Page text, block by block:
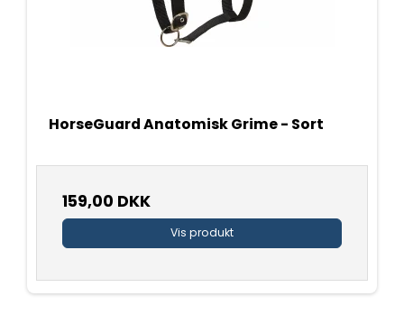
HorseGuard Anatomisk Grime - Sort
159,00 DKK
Vis produkt